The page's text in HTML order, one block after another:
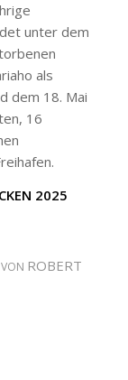
unter dem
als
dem 18. Mai
16
2025
VON ROBERT